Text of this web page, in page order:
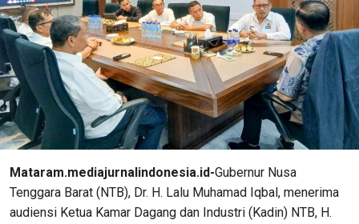
Mataram.mediajurnalindonesia.id-Gubernur Nusa
Tenggara Barat (NTB), Dr. H. Lalu Muhamad Iqbal, menerima
audiensi Ketua Kamar Dagang dan Industri (Kadin) NTB, H.